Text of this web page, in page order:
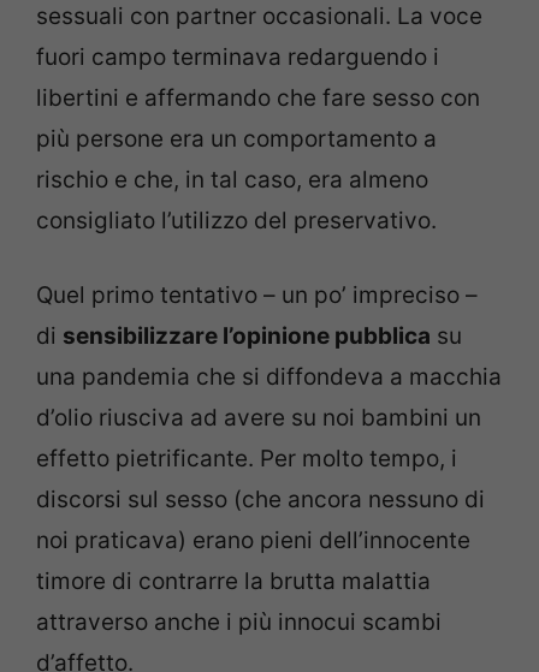
sessuali con partner occasionali. La voce
fuori campo terminava redarguendo i
libertini e affermando che fare sesso con
più persone era un comportamento a
rischio e che, in tal caso, era almeno
consigliato l’utilizzo del preservativo.
Quel primo tentativo – un po’ impreciso –
di sensibilizzare l’opinione pubblica su
una pandemia che si diffondeva a macchia
d’olio riusciva ad avere su noi bambini un
effetto pietrificante. Per molto tempo, i
discorsi sul sesso (che ancora nessuno di
noi praticava) erano pieni dell’innocente
timore di contrarre la brutta malattia
attraverso anche i più innocui scambi
d’affetto.